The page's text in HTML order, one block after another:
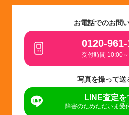
お電話でのお問
0120-
受付時間 10:00
写真を撮って送
LINE査定を
障害のためただいま受